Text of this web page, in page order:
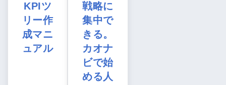
KPIツ
リー作
成マニ
ュアル
戦略に
集中で
きる。
カオナ
ビで始
める人